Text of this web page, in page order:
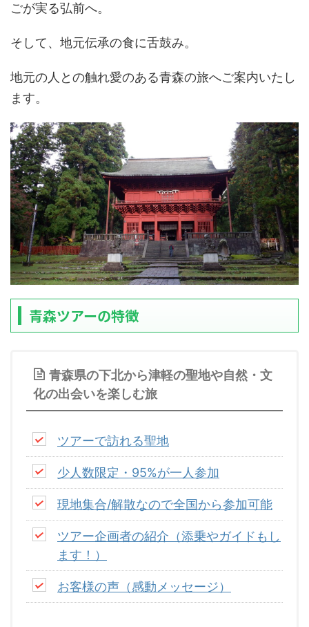
ごが実る弘前へ。
そして、地元伝承の食に舌鼓み。
地元の人との触れ愛のある青森の旅へご案内いたし
ます。
青森ツアーの特徴
青森県の下北から津軽の聖地や自然・文
化の出会いを楽しむ旅
ツアーで訪れる聖地
少人数限定・95%が一人参加
現地集合/解散なので全国から参加可能
ツアー企画者の紹介（添乗やガイドもし
ます！）
お客様の声（感動メッセージ）